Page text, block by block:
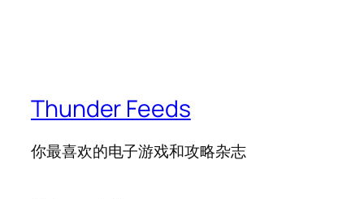
Thunder Feeds
你最喜欢的电子游戏和攻略杂志